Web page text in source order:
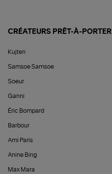
CRÉATEURS PRÊT-À-PORTER
Kujten
Samsoe Samsoe
Soeur
Ganni
Éric Bompard
Barbour
Ami Paris
Anine Bing
Max Mara